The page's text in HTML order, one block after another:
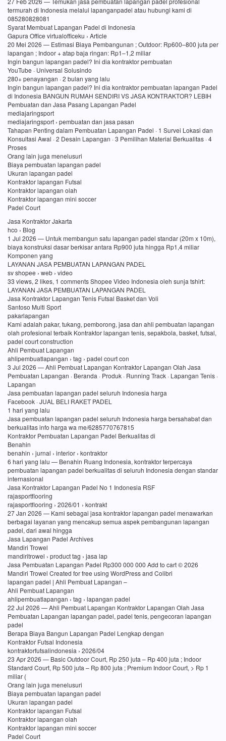
termurah di Indonesia melalui lapanganpadel atau hubungi kami di
085280828081
Syarat Membuat Lapangan Padel di Indonesia
Gapura Office virtualofficeku › Article
20 Mei 2026 — Estimasi Biaya Pembangunan ; Outdoor: Rp600–800 juta per
lapangan ; Indoor + atap baja ringan: Rp1–1,2 miliar
Ingin bangun lapangan padel? Ini dia kontraktor pembuatan
YouTube · Universal Solusindo
280+ penayangan · 2 bulan yang lalu
Ingin bangun lapangan padel? Ini dia kontraktor pembuatan lapangan Padel
di Indonesia BANGUN RUMAH SENDIRI VS JASA KONTRAKTOR? LEBIH
Pembuatan dan Jasa Pasang Lapangan Padel
mediajaringsport
mediajaringsport › pembuatan dan jasa pasan
Tahapan Penting dalam Pembuatan Lapangan Padel · 1 Survei Lokasi dan
Konsultasi Awal · 2 Desain Lapangan · 3 Pemilihan Material Berkualitas · 4
Proses
Orang lain juga menelusuri
Biaya pembuatan lapangan padel
Ukuran lapangan padel
Kontraktor lapangan Futsal
Kontraktor lapangan olah
Kontraktor lapangan mini soccer
Padel Court
Jasa Kontraktor Jakarta
hco › Blog
1 Jul 2026 — Untuk membangun satu lapangan padel standar (20m x 10m),
biaya konstruksi dasar berkisar antara Rp900 juta hingga Rp1,4 miliar
Komponen yang
LAYANAN JASA PEMBUATAN LAPANGAN PADEL
sv shopee › web › video
33 views, 2 likes, 1 comments Shopee Video Indonesia oleh sunja tshirt:
LAYANAN JASA PEMBUATAN LAPANGAN PADEL
Jasa Kontraktor Lapangan Tenis Futsal Basket dan Voli
Santoso Multi Sport
pakarlapangan
Kami adalah pakar, tukang, pemborong, jasa dan ahli pembuatan lapangan
olah profesional terbaik Kontraktor lapangan tenis, sepakbola, basket, futsal,
padel court construction
Ahli Pembuat Lapangan
ahlipembuatlapangan › tag › padel court con
3 Jul 2026 — Ahli Pembuat Lapangan Kontraktor Lapangan Olah Jasa
Pembuatan Lapangan · Beranda · Produk · Running Track · Lapangan Tenis ·
Lapangan
Jasa pembuatan lapangan padel seluruh Indonesia harga
Facebook · JUAL BELI RAKET PADEL
1 hari yang lalu
Jasa pembuatan lapangan padel seluruh Indonesia harga bersahabat dan
berkualitas info harga wa me/6285770767815
Kontraktor Pembuatan Lapangan Padel Berkualitas di
Benahin
benahin › jurnal › interior › kontraktor
6 hari yang lalu — Benahin Ruang Indonesia, kontraktor terpercaya
pembuatan lapangan padel berkualitas di seluruh Indonesia dengan standar
internasional
Jasa Kontraktor Lapangan Padel No 1 Indonesia RSF
rajasportflooring
rajasportflooring › 2026/01 › kontrakt
27 Jan 2026 — Kami sebagai jasa kontraktor lapangan padel menawarkan
berbagai layanan yang mencakup semua aspek pembangunan lapangan
padel, dari awal hingga
Jasa Lapangan Padel Archives
Mandiri Trowel
mandiritrowel › product tag › jasa lap
Jasa Pembuatan Lapangan Padel Rp300 000 000 Add to cart © 2026
Mandiri Trowel Created for free using WordPress and Colibri
lapangan padel | Ahli Pembuat Lapangan –
Ahli Pembuat Lapangan
ahlipembuatlapangan › tag › lapangan padel
22 Jul 2026 — Ahli Pembuat Lapangan Kontraktor Lapangan Olah Jasa
Pembuatan Lapangan lapangan padel, padel tenis, pengecoran lapangan
padel
Berapa Biaya Bangun Lapangan Padel Lengkap dengan
Kontraktor Futsal Indonesia
kontraktorfutsalindonesia › 2026/04
23 Apr 2026 — Basic Outdoor Court, Rp 250 juta – Rp 400 juta ; Indoor
Standard Court, Rp 500 juta – Rp 800 juta ; Premium Indoor Court, > Rp 1
miliar (
Orang lain juga menelusuri
Biaya pembuatan lapangan padel
Ukuran lapangan padel
Kontraktor lapangan Futsal
Kontraktor lapangan olah
Kontraktor lapangan mini soccer
Padel Court